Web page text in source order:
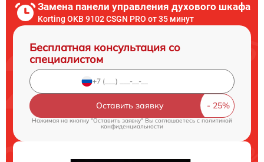
Замена панели управления духового шкафа
Korting OKB 9102 CSGN PRO от 35 минут
Бесплатная консультация со
специалистом
Оставить заявку
Нажимая на кнопку "Оставить заявку" Вы соглашаетесь cполитикой
конфиденциальности